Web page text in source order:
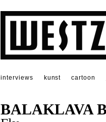
interviews kunst cartoon
BALAKLAVA